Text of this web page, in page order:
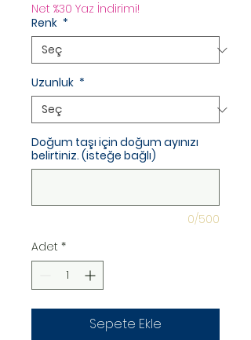
Net %30 Yaz İndirimi!
Renk *
Uzunluk *
Doğum taşı için doğum ayınızı
belirtiniz. (isteğe bağlı)
0/500
Adet *
Sepete Ekle